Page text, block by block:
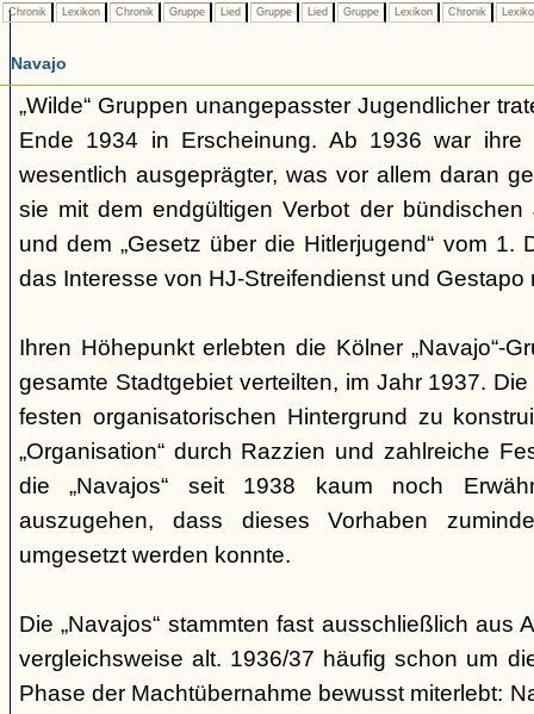
Chronik Lexikon Chronik Gruppe Lied Gruppe Lied Gruppe Lexikon Chronik
Navajo
„Wilde“ Gruppen unangepasster Jugendlicher
Ende 1934 in Erscheinung. Ab 1936 war ihre
wesentlich ausgeprägter, was vor allem daran
sie mit dem endgültigen Verbot der
und dem „Gesetz über die Hitlerjugend“ vom 1.
das Interesse von HJ-Streifendienst und Gestapo
Ihren Höhepunkt erlebten die Kölner „Navajo“-
gesamte Stadtgebiet verteilten, im Jahr 1937.
festen organisatorischen Hintergrund zu
„Organisation“ durch Razzien und zahlreiche
die „Navajos“ seit 1938 kaum noch
auszugehen, dass dieses Vorhaben
umgesetzt werden konnte.
Die „Navajos“ stammten fast ausschließlich aus
vergleichsweise alt. 1936/37 häufig schon um
Phase der Machtübernahme bewusst miterlebt: